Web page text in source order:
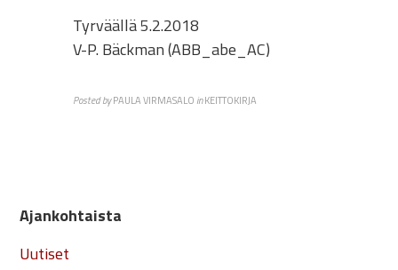
Tyrväällä 5.2.2018
V-P. Bäckman (ABB_abe_AC)
Posted byPAULA VIRMASALO inKEITTOKIRJA
Ajankohtaista
Uutiset